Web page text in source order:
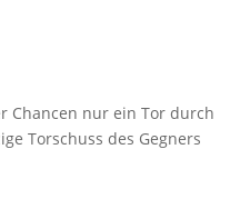
Chancen nur ein Tor durch
Torschuss des Gegners